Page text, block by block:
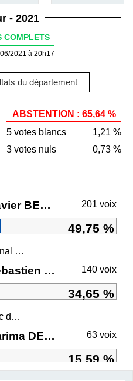
- 2021
COMPLETS
2021 à 20h17
du département
ABSTENTION : 65,64 %
5 votes blancs
1,21 %
3 votes nuls
0,73 %
Liste conduite par Xavier BERTRAND 201 voix
49,75 %
RN - Rassemblement national et ses alliés
Liste conduite par Sébastien CHENU 140 voix
34,65 %
UGE - Union à gauche avec des écologistes
Liste conduite par Karima DELLI 63 voix
15,59 %